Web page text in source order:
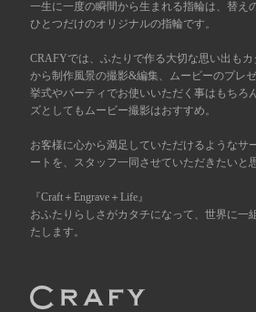
一生に一度の瞬間から生まれる指輪は、替え
ひとつだけのオリジナルの指輪です。
CRAFYでは、ふたりで作る大切な思い出も
から制作風景の撮影&編集、ムービーのプレ
挙式やパーティでお使いいただく事はもちろ
ズとしてもムービー撮影はおすすめ。
お客様に心から満足していただけるようなサ
ートを、スタッフ一同させていただきたいと
『Craft＋Engrave＋Life』
おふたりらしさがカタチになって、世界に一
たします。
オーダーメイド